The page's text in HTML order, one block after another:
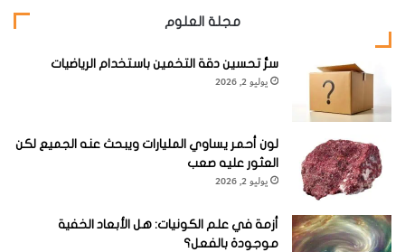
مجلة العلوم
سرُّ تحسين دقة التخمين باستخدام الرياضيات
يوليو 2, 2026
لون أحمر يساوي المليارات ويبحث عنه الجميع لكن
العثور عليه صعب
يوليو 2, 2026
أزمة في علم الكونيات: هل الأبعاد الخفية
موجودة بالفعل؟